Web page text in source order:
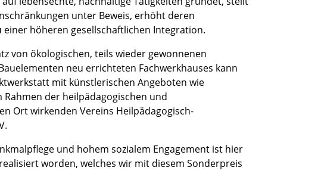
unter Beweis, erhöht deren
höheren gesellschaftlichen Integration.
von ökologischen, teils wieder gewonnenen
neu errichteten Fachwerkhauses kann
mit künstlerischen Angeboten wie
der heilpädagogischen und
Ort wirkenden Vereins Heilpädagogisch-
und hohem sozialem Engagement ist hier
worden, welches wir mit diesem Sonderpreis